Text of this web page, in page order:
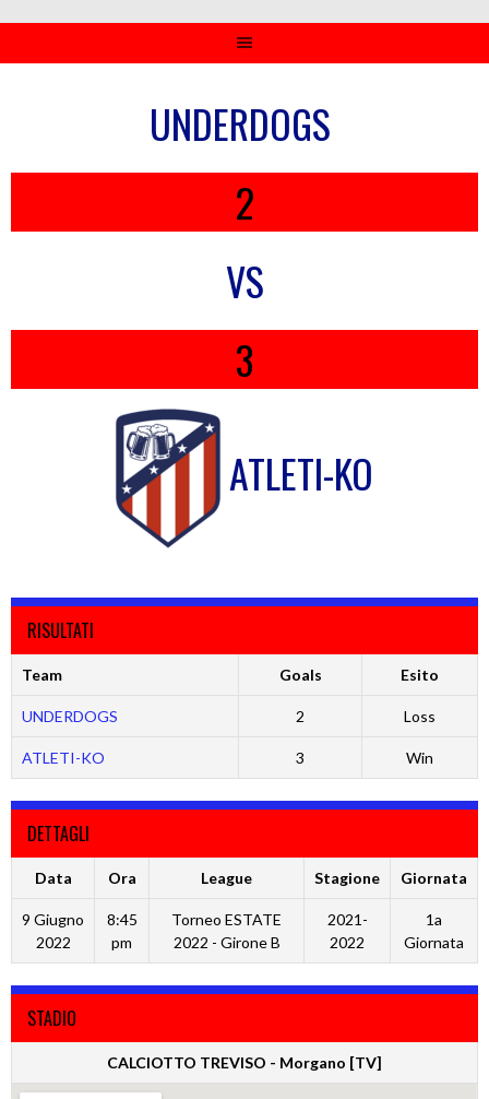
UNDERDOGS
2
VS
3
ATLETI-KO
RISULTATI
Team Goals Esito
UNDERDOGS 2 Loss
ATLETI-KO 3 Win
DETTAGLI
Data Ora League Stagione Giornata
9 Giugno
2022
8:45
pm
Torneo ESTATE
2022 - Girone B
2021-
2022
1a
Giornata
STADIO
CALCIOTTO TREVISO - Morgano [TV]